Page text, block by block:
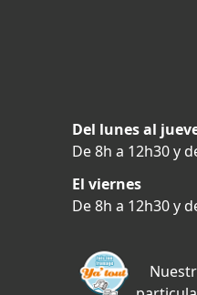
Del lunes al
De 8h a 12h30 y
El viernes
De 8h a 12h30 y